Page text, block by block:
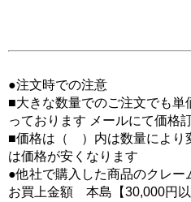
●注文時での注意
■大きな数量でのご注文でも
っております メールにて価格
■価格は（ ）内は数量によ
は価格が安くなります
●他社で購入した商品のクレー
お買上金額 本島【30,000円